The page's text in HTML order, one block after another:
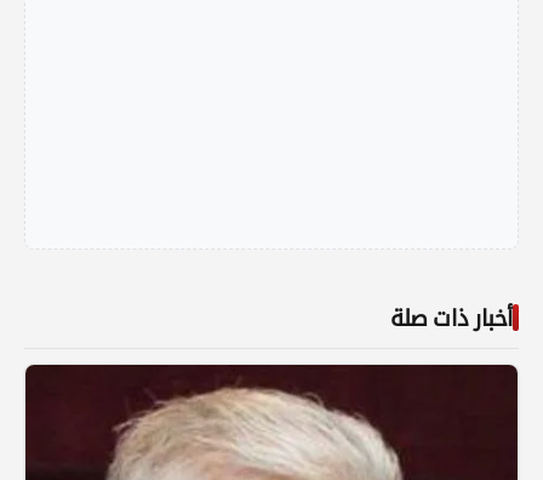
أخبار ذات صلة